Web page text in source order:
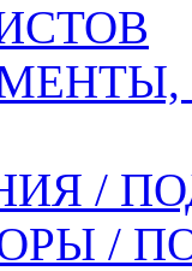
/
/